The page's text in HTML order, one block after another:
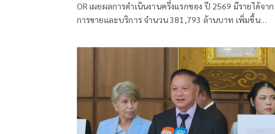
OR เผยผลการดำเนินงานครึ่งแรกของ ปี 2569 มีรายได้จาก
การขายและบริการ จำนวน 381,793 ล้านบาท เพิ่มขึ้น
เดียวกันของปีก่อนหน้า ย้ำเติบโตในทุกกลุ่มธุรกิจ และยังคง
เดินหน้าขยายธุรกิจ EV และธุรกิจ Lifestyle ท่ามกลาง